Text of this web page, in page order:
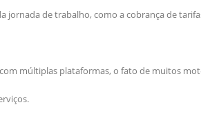
jornada de trabalho, como a cobrança de
múltiplas plataformas, o fato de muitos